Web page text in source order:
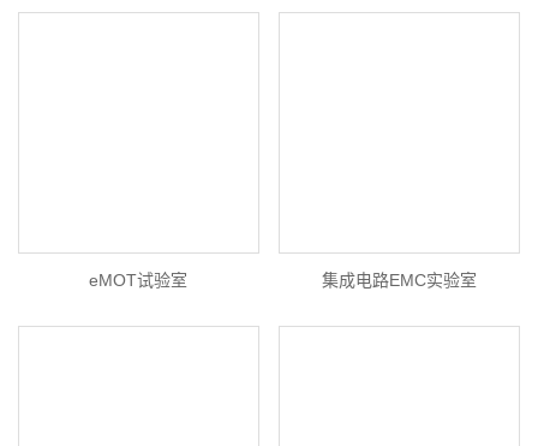
eMOT试验室 集成电路EMC实验室